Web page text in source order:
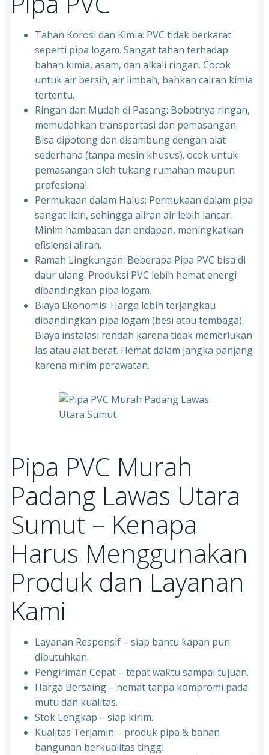
Tahan Korosi dan Kimia: PVC tidak berkarat
seperti pipa logam. Sangat tahan terhadap
bahan kimia, asam, dan alkali ringan. Cocok
untuk air bersih, air limbah, bahkan cairan kimia
tertentu.
Ringan dan Mudah di Pasang: Bobotnya ringan,
memudahkan transportasi dan pemasangan.
Bisa dipotong dan disambung dengan alat
sederhana (tanpa mesin khusus). ocok untuk
pemasangan oleh tukang rumahan maupun
profesional.
Permukaan dalam Halus: Permukaan dalam pipa
sangat licin, sehingga aliran air lebih lancar.
Minim hambatan dan endapan, meningkatkan
efisiensi aliran.
Ramah Lingkungan: Beberapa Pipa PVC bisa di
daur ulang. Produksi PVC lebih hemat energi
dibandingkan pipa logam.
Biaya Ekonomis: Harga lebih terjangkau
dibandingkan pipa logam (besi atau tembaga).
Biaya instalasi rendah karena tidak memerlukan
las atau alat berat. Hemat dalam jangka panjang
karena minim perawatan.
Pipa PVC Murah
Padang Lawas Utara
Sumut – Kenapa
Harus Menggunakan
Produk dan Layanan
Kami
Layanan Responsif – siap bantu kapan pun
dibutuhkan.
Pengiriman Cepat – tepat waktu sampai tujuan.
Harga Bersaing – hemat tanpa kompromi pada
mutu dan kualitas.
Stok Lengkap – siap kirim.
Kualitas Terjamin – produk pipa & bahan
bangunan berkualitas tinggi.